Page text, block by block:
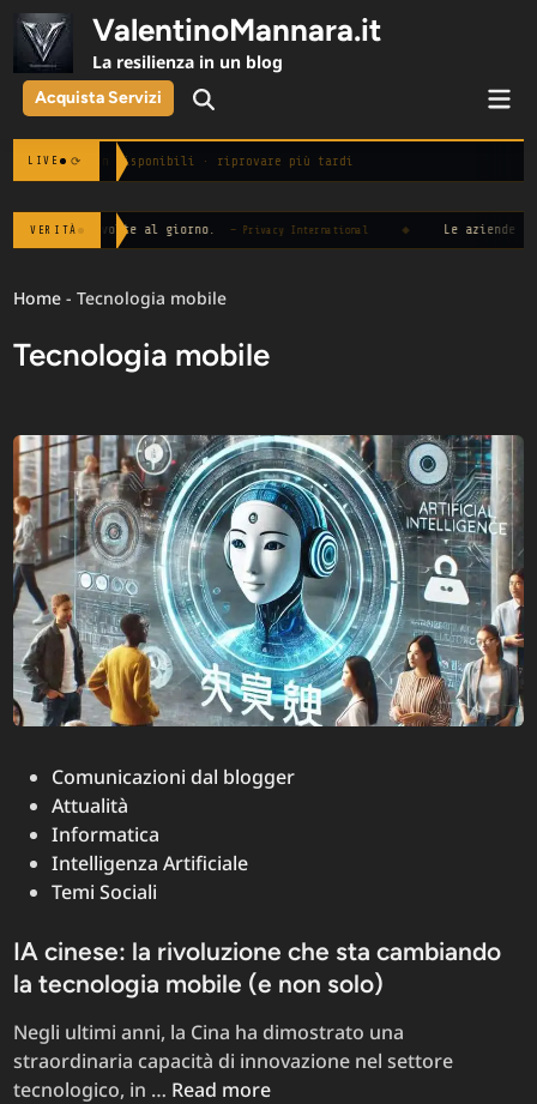
Skip
content
ValentinoMannara.it
La resilienza in un blog
Acquista Servizi Open
LIVE ⟳
Notizie non disponibili · riprovare più tardi
VERITÀ
100 volte al giorno. — Privacy International ◆ Le aziende che
Home -Tecnologia mobile
Tecnologia mobile
PostedComunicazioni dal blogger
Attualità
Informatica
Intelligenza Artificiale
Temi Sociali
IA cinese: la rivoluzione che sta cambiando
la tecnologia mobile (e non solo)
Negli ultimi anni, la Cina ha dimostrato una
straordinaria capacità di innovazione nel settore
tecnologico, in … IA
Read more